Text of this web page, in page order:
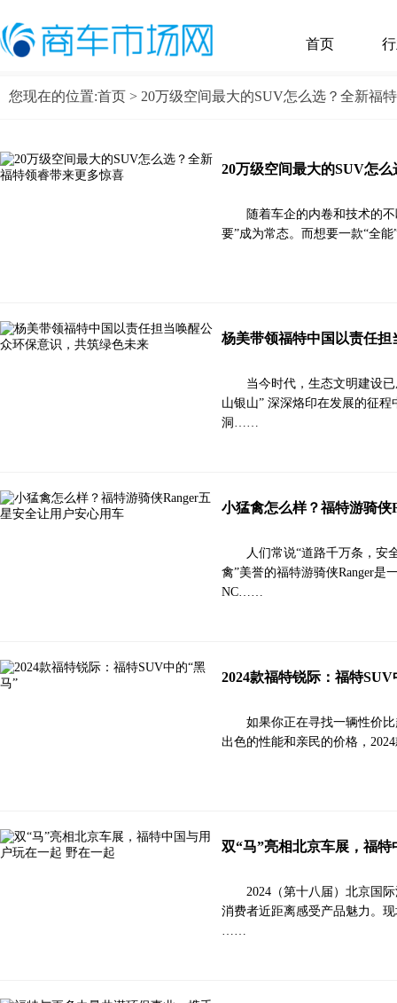
首页
您现在的位置:首页 > 20万级空间最大的SUV怎么选？全新福
20万级空间最大的SUV怎
随着车企的内卷和技术的
要”成为常态。而想要一款“全
杨美带领福特中国以责任
当今时代，生态文明建设
山银山” 深深烙印在发展的征
洞……
小猛禽怎么样？福特游骑
人们常说“道路千万条，安
禽”美誉的福特游骑侠Ranger是
NC……
2024款福特锐际：福特SUV
如果你正在寻找一辆性价
出色的性能和亲民的价格，
双“马”亮相北京车展，福
2024（第十八届）北京国
消费者近距离感受产品魅力。
……